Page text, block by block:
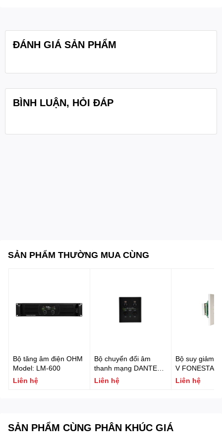
ĐÁNH GIÁ SẢN PHẨM
BÌNH LUẬN, HỎI ĐÁP
SẢN PHẨM THƯỜNG MUA CÙNG
Bộ tăng âm điện OHM
Model: LM-600
Liên hệ
Bộ chuyển đổi âm
thanh mạng DANTE
gắn tường 2 vào 2 ra
(PoE) FONESTAR W-
Liên hệ
Bộ suy giảm
V FONESTAR
30TR
Liên hệ
SẢN PHẨM CÙNG PHÂN KHÚC GIÁ